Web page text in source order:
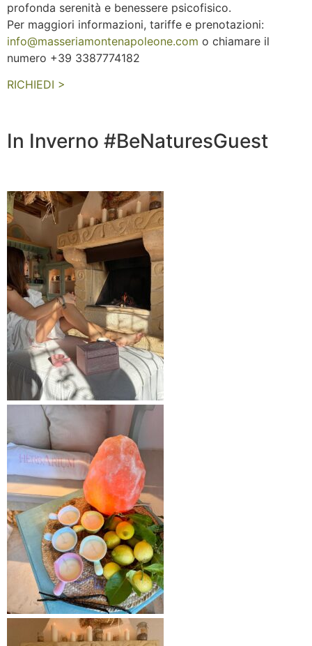
profonda serenità e benessere psicofisico.
Per maggiori informazioni, tariffe e prenotazioni:
info@masseriamontenapoleone.com o chiamare il
numero +39 3387774182
RICHIEDI >
In Inverno #BeNaturesGuest